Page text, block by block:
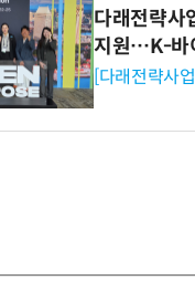
다래전략사
지원…K-바
[다래전략사